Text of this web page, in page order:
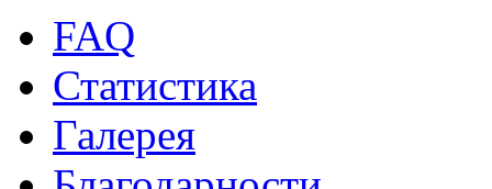
FAQ
Статистика
Галерея